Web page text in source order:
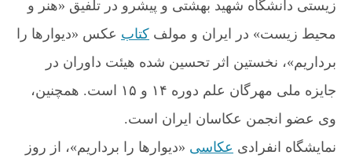
زیستی دانشگاه شهید بهشتی و پیشرو در تلفیق «هنر و
محیط زیست» در ایران و مولف کتاب عکس «دیوارها را
برداریم»، نخستین اثر تحسین شده هیئت داوران در
جایزه ملی مهرگان علم دوره ۱۴ و ۱۵ است. همچنین،
وی عضو انجمن عکاسان ایران است.
نمایشگاه انفرادی عکاسی «دیوارها را برداریم»، از روز